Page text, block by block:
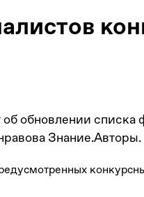
обновлении
Знание.Авторы.